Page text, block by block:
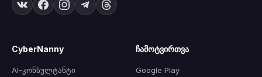
CyberNanny
AI-კონსულტანტი
ჩამოტვირთვა
Google Play